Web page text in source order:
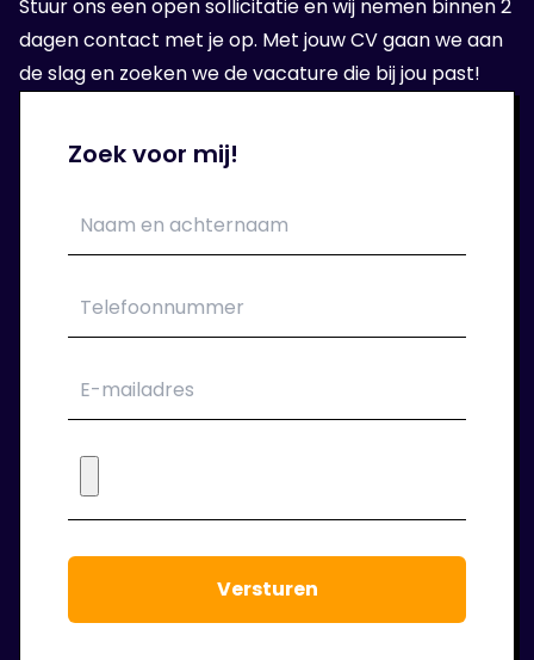
Zoek voor mij!
Stuur ons een open sollicitatie en wij nemen binnen 2
dagen contact met je op. Met jouw CV gaan we aan
de slag en zoeken we de vacature die bij jou past!